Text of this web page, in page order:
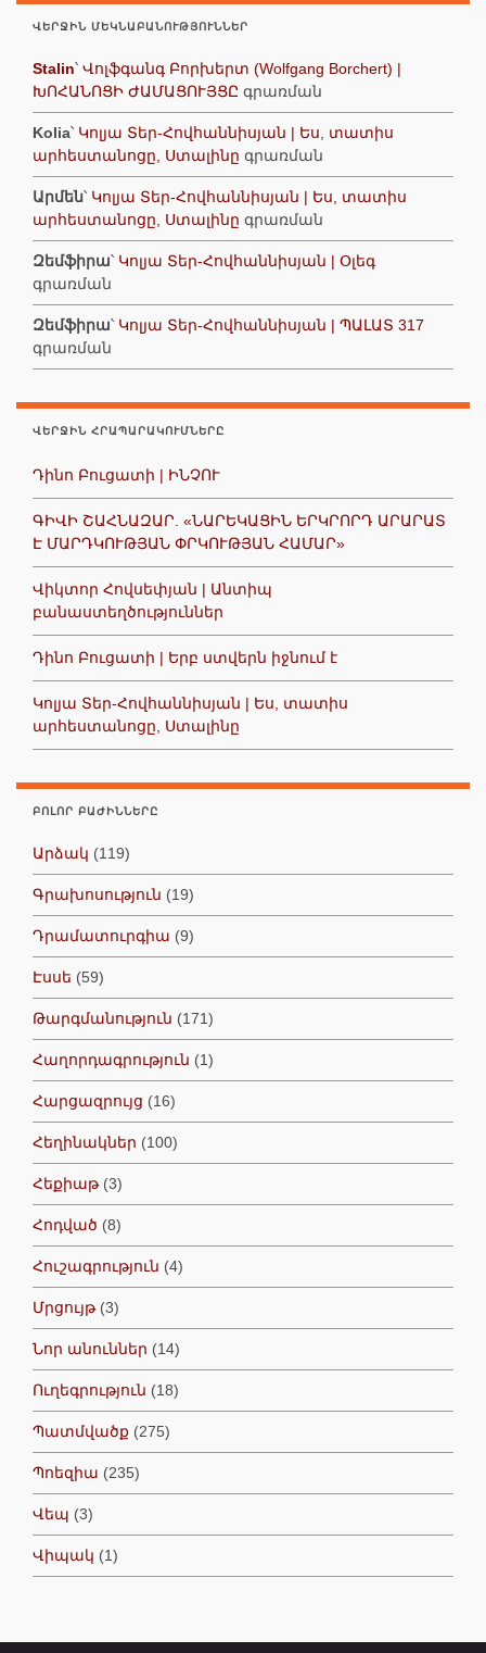
ՎԵՐՋԻՆ ՄԵԿՆԱԲԱՆՈՒԹՅՈՒՆՆԵՐ
Stalin՝ Վոլֆգանգ Բորխերտ (Wolfgang Borchert) |
ԽՈՀԱՆՈՑԻ ԺԱՄԱՑՈՒՅՑԸ գրառման
Kolia՝ Կոլյա Տեր-Հովհաննիսյան | Ես, տատիս
արհեստանոցը, Ստալինը գրառման
Արմեն՝ Կոլյա Տեր-Հովհաննիսյան | Ես, տատիս
արհեստանոցը, Ստալինը գրառման
Զեմֆիրա՝ Կոլյա Տեր-Հովհաննիսյան | Օլեգ
գրառման
Զեմֆիրա՝ Կոլյա Տեր-Հովհաննիսյան | ՊԱԼԱՏ 317
գրառման
ՎԵՐՋԻՆ ՀՐԱՊԱՐԱԿՈՒՄՆԵՐԸ
Դինո Բուցատի | ԻՆՉՈՒ
ԳԻՎԻ ՇԱՀՆԱԶԱՐ. «ՆԱՐԵԿԱՑԻՆ ԵՐԿՐՈՐԴ ԱՐԱՐԱՏ
Է ՄԱՐԴԿՈՒԹՅԱՆ ՓՐԿՈՒԹՅԱՆ ՀԱՄԱՐ»
Վիկտոր Հովսեփյան | Անտիպ
բանաստեղծություններ
Դինո Բուցատի | Երբ ստվերն իջնում է
Կոլյա Տեր-Հովհաննիսյան | Ես, տատիս
արհեստանոցը, Ստալինը
ԲՈԼՈՐ ԲԱԺԻՆՆԵՐԸ
Արձակ (119)
Գրախոսություն (19)
Դրամատուրգիա (9)
Էսսե (59)
Թարգմանություն (171)
Հաղորդագրություն (1)
Հարցազրույց (16)
Հեղինակներ (100)
Հեքիաթ(3)
Հոդված (8)
Հուշագրություն (4)
Մրցույթ(3)
Նոր անուններ (14)
Ուղեգրություն (18)
Պատմվածք (275)
Պոեզիա (235)
Վեպ (3)
Վիպակ (1)